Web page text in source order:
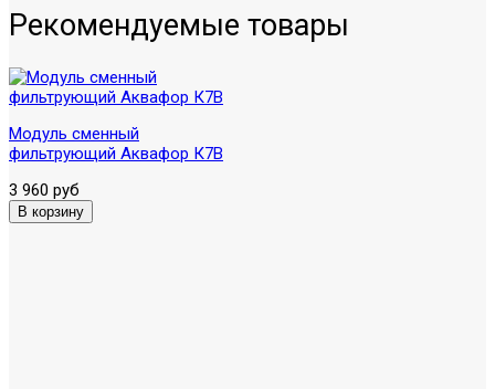
Рекомендуемые товары
Модуль сменный
фильтрующий Аквафор К7В
3 960 руб